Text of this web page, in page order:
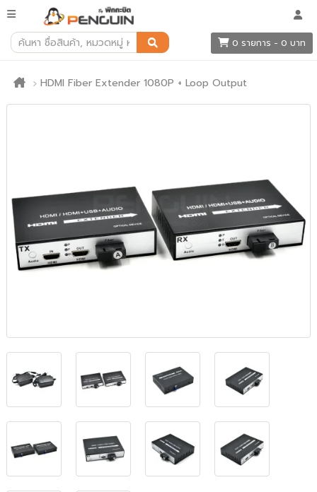
0 รายการ - 0 บาท
HDMI Fiber Extender 1080P + Loop Output